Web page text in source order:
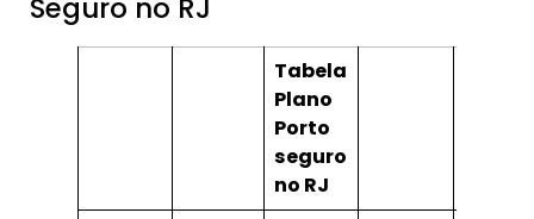
Seguro no RJ
Tabela
Plano
Porto
seguro
no RJ